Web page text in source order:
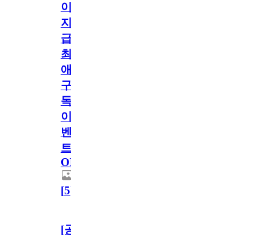
이
지
급!
최
애
구
독
이
벤
트
OPEN!
[5]
[공